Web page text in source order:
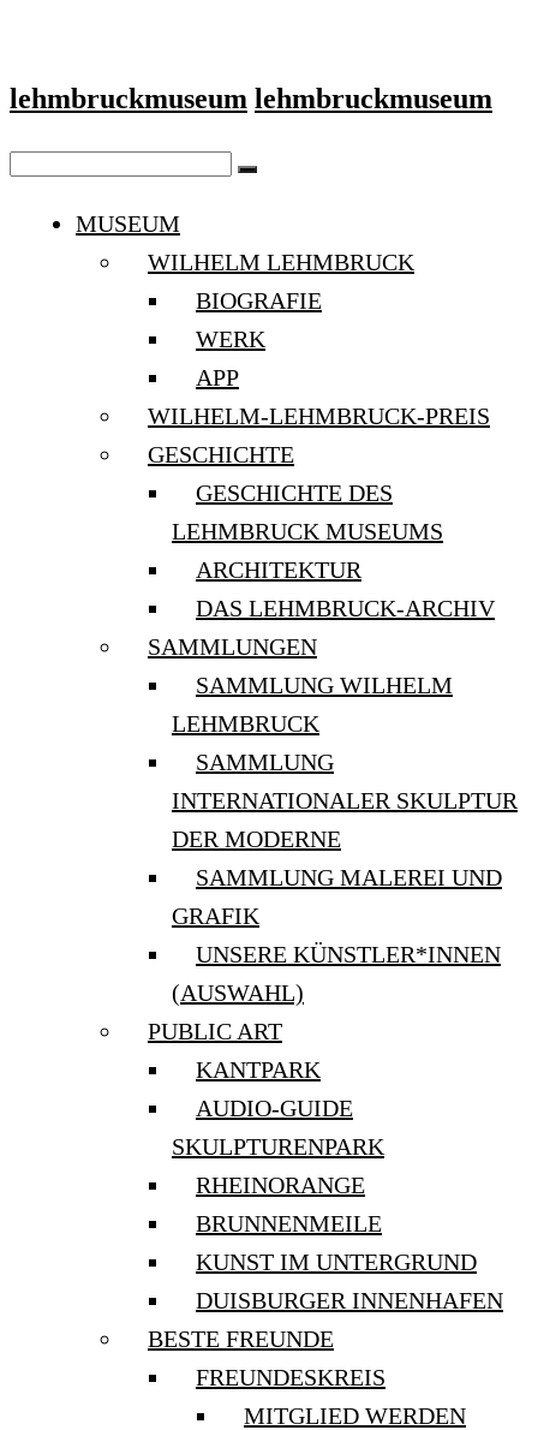
lehmbruckmuseum lehmbruckmuseum
MUSEUM
WILHELM LEHMBRUCK
BIOGRAFIE
WERK
APP
WILHELM-LEHMBRUCK-PREIS
GESCHICHTE
GESCHICHTE DES
LEHMBRUCK MUSEUMS
ARCHITEKTUR
DAS LEHMBRUCK-ARCHIV
SAMMLUNGEN
SAMMLUNG WILHELM
LEHMBRUCK
SAMMLUNG
INTERNATIONALER SKULPTUR
DER MODERNE
SAMMLUNG MALEREI UND
GRAFIK
UNSERE KÜNSTLER*INNEN
(AUSWAHL)
PUBLIC ART
KANTPARK
AUDIO-GUIDE
SKULPTURENPARK
RHEINORANGE
BRUNNENMEILE
KUNST IM UNTERGRUND
DUISBURGER INNENHAFEN
BESTE FREUNDE
FREUNDESKREIS
MITGLIED WERDEN